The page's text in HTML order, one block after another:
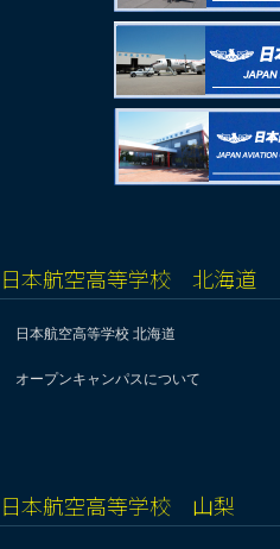
日本航空高等学校 北海道
日本航空高等学校 北海道
オープンキャンパスについて
日本航空高等学校 山梨